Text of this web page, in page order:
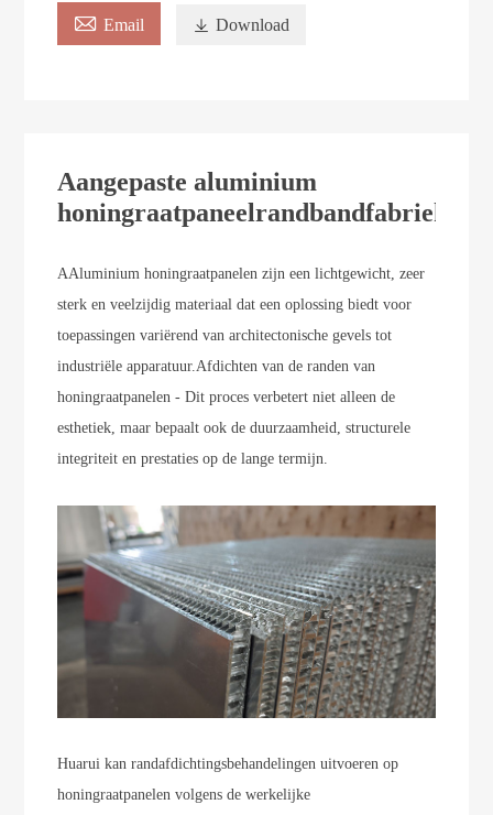
 Email  Download
Aangepaste aluminium
honingraatpaneelrandbandfabriek
AAluminium honingraatpanelen zijn een lichtgewicht, zeer
sterk en veelzijdig materiaal dat een oplossing biedt voor
toepassingen variërend van architectonische gevels tot
industriële apparatuur.Afdichten van de randen van
honingraatpanelen - Dit proces verbetert niet alleen de
esthetiek, maar bepaalt ook de duurzaamheid, structurele
integriteit en prestaties op de lange termijn.
Huarui kan randafdichtingsbehandelingen uitvoeren op
honingraatpanelen volgens de werkelijke